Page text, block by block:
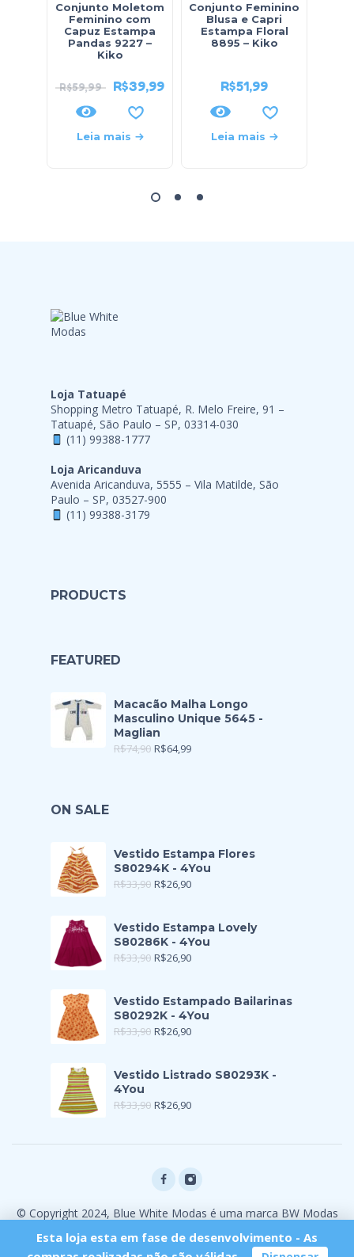
Conjunto Moletom
Feminino com
Capuz Estampa
Pandas 9227 –
Kiko
R$59,99 R$39,99
Leia mais
Conjunto Feminino
Blusa e Capri
Estampa Floral
8895 – Kiko
R$51,99
Leia mais
Loja Tatuapé
Shopping Metro Tatuapé, R. Melo Freire, 91 –
Tatuapé, São Paulo – SP, 03314-030
(11) 99388-1777
Loja Aricanduva
Avenida Aricanduva, 5555 – Vila Matilde, São
Paulo – SP, 03527-900
(11) 99388-3179
PRODUCTS
FEATURED
Macacão Malha Longo
Masculino Unique 5645 -
Maglian
R$74,90 R$64,99
ON SALE
Vestido Estampa Flores
S80294K - 4You
R$33,90 R$26,90
Vestido Estampa Lovely
S80286K - 4You
R$33,90 R$26,90
Vestido Estampado Bailarinas
S80292K - 4You
R$33,90 R$26,90
Vestido Listrado S80293K -
4You
R$33,90 R$26,90
© Copyright 2024, Blue White Modas é uma marca BW Modas
Esta loja esta em fase de desenvolvimento - As